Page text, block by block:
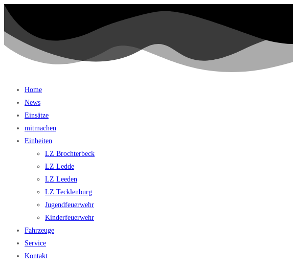
Home
News
Einsätze
mitmachen
Einheiten
LZ Brochterbeck
LZ Ledde
LZ Leeden
LZ Tecklenburg
Jugendfeuerwehr
Kinderfeuerwehr
Fahrzeuge
Service
Kontakt